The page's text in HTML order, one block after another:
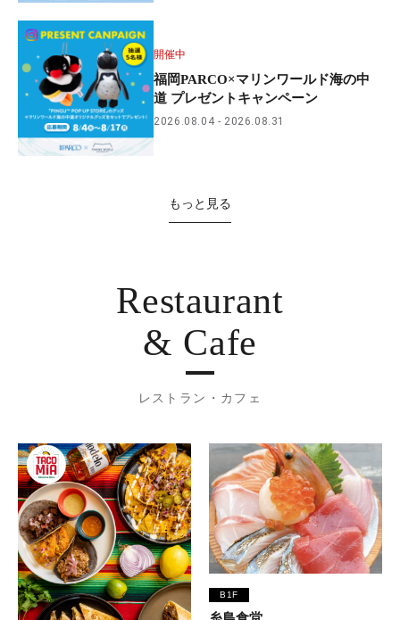
開催中
福岡PARCO×マリンワールド海の中
道 プレゼントキャンペーン
2026.08.04 2026.08.31
もっと見る
Restaurant
& Cafe
レストラン・カフェ
B1F